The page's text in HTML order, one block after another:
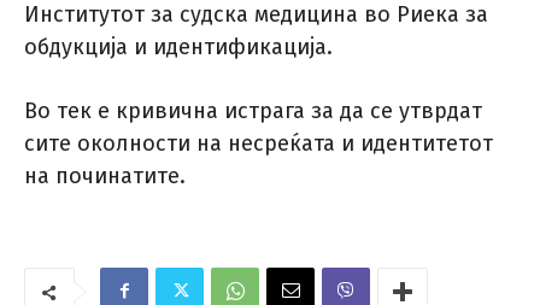
Институтот за судска медицина во Риека за
обдукција и идентификација.
Во тек е кривична истрага за да се утврдат
сите околности на несреќата и идентитетот
на починатите.